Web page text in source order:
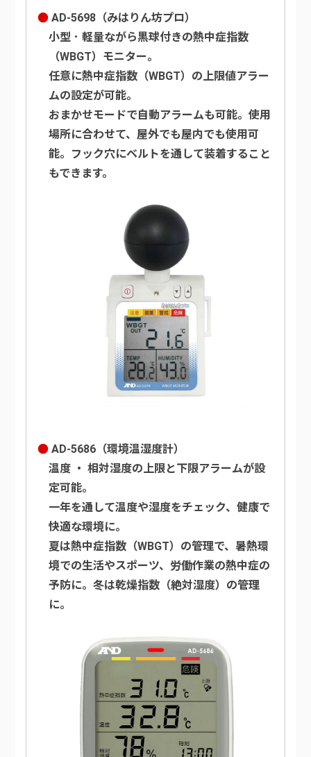
AD-5698（みはりん坊プロ）
小型 ･ 軽量ながら黒球付きの熱中症指数
（WBGT）モニター。
任意に熱中症指数（WBGT）の上限値アラー
ムの設定が可能。
おまかせモードで自動アラームも可能。使用
場所に合わせて、屋外でも屋内でも使用可
能。フック穴にベルトを通して装着すること
もできます。
AD-5686（環境温湿度計）
温度 ・ 相対湿度の上限と下限アラームが設
定可能。
一年を通して温度や湿度をチェック、健康で
快適な環境に。
夏は熱中症指数（WBGT）の管理で、暑熱環
境での生活やスポーツ、労働作業の熱中症の
予防に。冬は乾燥指数（絶対湿度）の管理
に。